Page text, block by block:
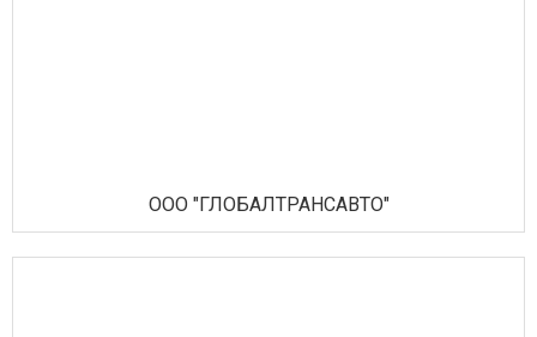
ООО "ГЛОБАЛТРАНСАВТО"